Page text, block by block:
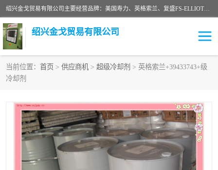
绍兴金戈贸易有限公司主要经营品牌：美国寿力、英格索兰、复盛FS-ELLIOTT，库伯COOPER、阿特拉斯等品牌空压机及配件销售；承接全厂空气压缩机管理、维护保养；节能改造；气体干燥机销售、维护、维修、保养。销售各种品牌空压机空气滤芯、油滤芯、油气分离器；精密过滤器滤芯；除油雾滤芯；抽真空滤芯，消音器，疏水器。劳务承接：全厂空压机维修保养工程，安装工程；移机或汰换工程；节能改造工程等。
绍兴金戈贸易有限公司
当前位置： 首页 > 供应商机 > 超级冷却剂 > 英格索兰+39433743+级
冷却剂
二手空压机
超级冷却剂 英格索兰配件
中车鼓风机 闽台富源特种陶瓷
美国寿力空压机零部件 英格索兰离心机空滤芯